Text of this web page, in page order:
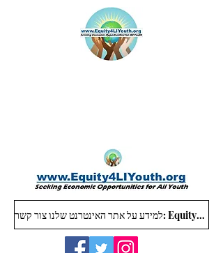
למידע על אתר האינטרנט שלנו צור קשר: Equity4LIYouth@gmail.com